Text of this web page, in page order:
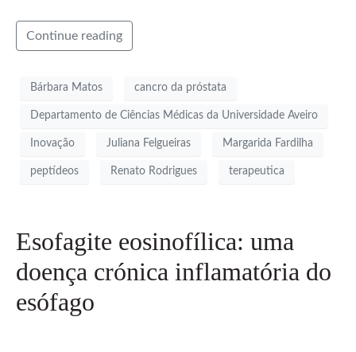
Continue reading
Bárbara Matos cancro da próstata
Departamento de Ciências Médicas da Universidade Aveiro
Inovação Juliana Felgueiras Margarida Fardilha
peptídeos Renato Rodrigues terapeutica
Esofagite eosinofílica: uma
doença crónica inflamatória do
esófago